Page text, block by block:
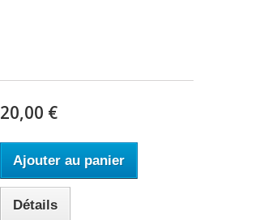
20,00 €
Ajouter au panier
Détails